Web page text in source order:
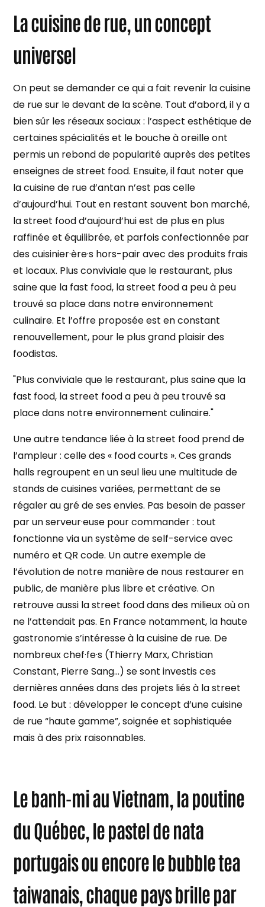
La cuisine de rue, un concept
universel
On peut se demander ce qui a fait revenir la cuisine
de rue sur le devant de la scène. Tout d’abord, il y a
bien sûr les réseaux sociaux : l’aspect esthétique de
certaines spécialités et le bouche à oreille ont
permis un rebond de popularité auprès des petites
enseignes de street food. Ensuite, il faut noter que
la cuisine de rue d’antan n’est pas celle
d’aujourd’hui. Tout en restant souvent bon marché,
la street food d’aujourd’hui est de plus en plus
raffinée et équilibrée, et parfois confectionnée par
des cuisinier·ère·s hors-pair avec des produits frais
et locaux. Plus conviviale que le restaurant, plus
saine que la fast food, la street food a peu à peu
trouvé sa place dans notre environnement
culinaire. Et l’offre proposée est en constant
renouvellement, pour le plus grand plaisir des
foodistas.
"Plus conviviale que le restaurant, plus saine que la
fast food, la street food a peu à peu trouvé sa
place dans notre environnement culinaire."
Une autre tendance liée à la street food prend de
l’ampleur : celle des « food courts ». Ces grands
halls regroupent en un seul lieu une multitude de
stands de cuisines variées, permettant de se
régaler au gré de ses envies. Pas besoin de passer
par un serveur·euse pour commander : tout
fonctionne via un système de self-service avec
numéro et QR code. Un autre exemple de
l’évolution de notre manière de nous restaurer en
public, de manière plus libre et créative. On
retrouve aussi la street food dans des milieux où on
ne l’attendait pas. En France notamment, la haute
gastronomie s’intéresse à la cuisine de rue. De
nombreux chef·fe·s (Thierry Marx, Christian
Constant, Pierre Sang…) se sont investis ces
dernières années dans des projets liés à la street
food. Le but : développer le concept d’une cuisine
de rue “haute gamme”, soignée et sophistiquée
mais à des prix raisonnables.
Le banh-mi au Vietnam, la poutine
du Québec, le pastel de nata
portugais ou encore le bubble tea
taiwanais, chaque pays brille par